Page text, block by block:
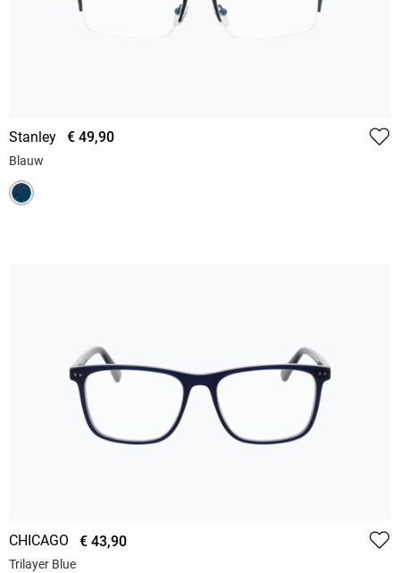
Stanley € 49,90
Blauw
CHICAGO € 43,90
Trilayer Blue